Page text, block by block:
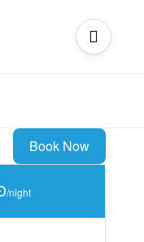
Book Now
/night